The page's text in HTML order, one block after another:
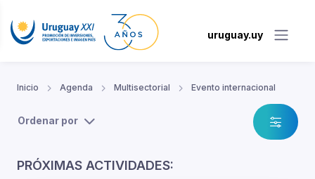
uruguay.uy
Inicio Agenda Multisectorial Evento internacional
Ordenar por
PRÓXIMAS ACTIVIDADES: